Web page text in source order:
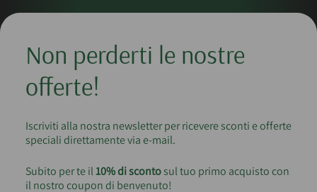
Non perderti le nostre
offerte!
Iscriviti alla nostra newsletter per ricevere sconti e offerte
speciali direttamente via e-mail.
Subito per te il10% di scontosul tuo primo acquisto con
il nostro coupon di benvenuto!